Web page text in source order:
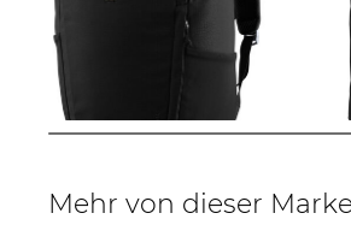
FJÄLLRÄVEN | Rucksack "Ulvö 23"
96,15 €
Mehr von dieser